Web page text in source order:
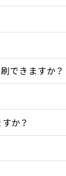
できますか？
か？